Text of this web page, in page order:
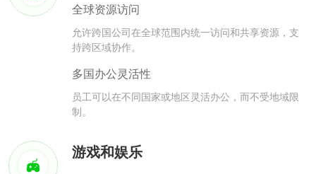
全球资源访问
允许跨国公司在全球范围内统一访问和共享资源，支
持跨区域协作。
多国办公灵活性
员工可以在不同国家或地区灵活办公，而不受地域限
制。
游戏和娱乐